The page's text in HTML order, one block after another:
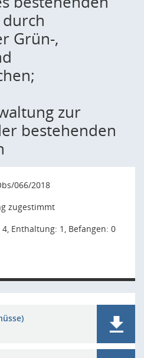
Grün-,
zur
bestehenden
066/2018
zugestimmt
4, Enthaltung: 1, Befangen: 0